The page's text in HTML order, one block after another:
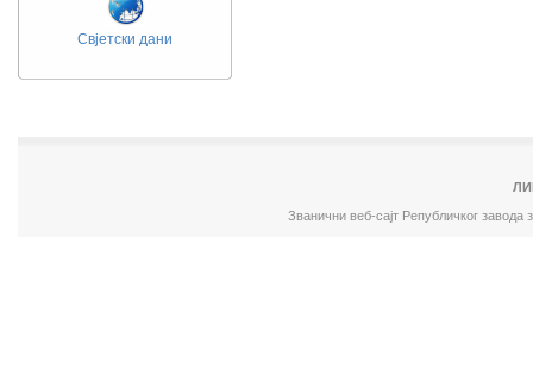
Свјетски дани
Званични веб-сајт Републичког